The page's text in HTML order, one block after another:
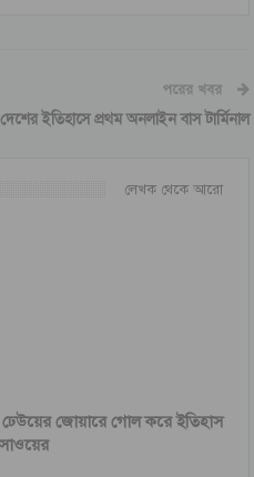
পরের খবর
ইতিহাসে প্রথম অনলাইন বাস টার্মিনাল
লেখক থেকে আরো
ঢেউয়ের জোয়ারে গোল করে ইতিহাস